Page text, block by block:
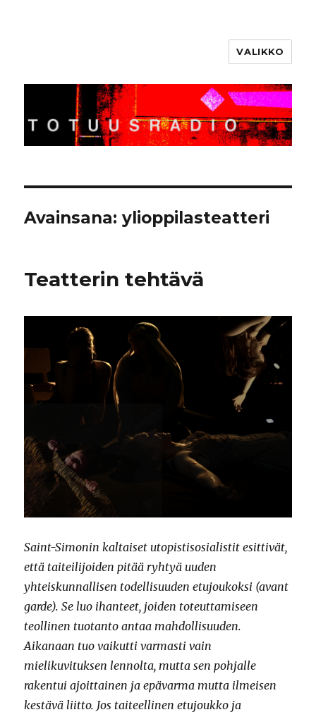
VALIKKO
Avainsana:ylioppilasteatteri
Teatterin tehtävä
Saint-Simonin kaltaiset utopistisosialistit esittivät,
että taiteilijoiden pitää ryhtyä uuden
yhteiskunnallisen todellisuuden etujoukoksi (avant
garde). Se luo ihanteet, joiden toteuttamiseen
teollinen tuotanto antaa mahdollisuuden.
Aikanaan tuo vaikutti varmasti vain
mielikuvituksen lennolta, mutta sen pohjalle
rakentui ajoittainen ja epävarma mutta ilmeisen
kestävä liitto. Jos taiteellinen etujoukko ja